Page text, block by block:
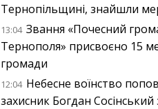
Тернопільщині, знайшли
13:04 Звання «Почесний
Тернополя» присвоєно 15
громади
12:04 Небесне воїнство
захисник Богдан Сосінський